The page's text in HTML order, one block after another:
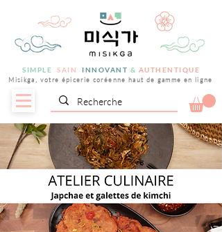
SIMPLE SAIN INNOVANT & AUTHENTIQUE
Misikga, votre épicerie coréenne haut de gamme en ligne